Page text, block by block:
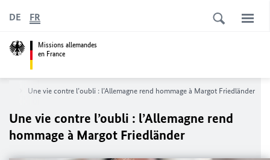
Missions allemandes
en France
DE FR
Une vie contre l’oubli : l’Allemagne rend hommage à Margot Friedländer
Une vie contre l’oubli : l’Allemagne rend
hommage à Margot Friedländer